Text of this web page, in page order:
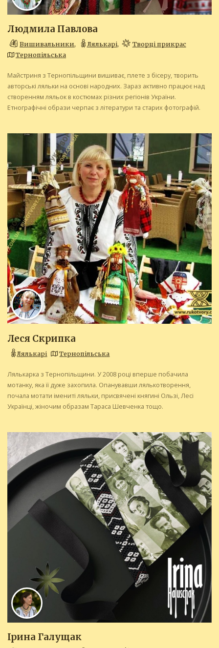
Людмила Павлова
Вишивальники, Лялькарі,
Творці прикрас
Тернопільська
Майстриня з Тернопільщини вишиває, плете з бісеру, творить
авторські ляльки на основі народних. Зараз активно працює над
створенням ляльок в костюмах різних регіонів України.
Етнографічні образи черпає з літератури та старих фотографій.
Леся Скрипка
Лялькарі Тернопільська
Лялькарка з Тернопільщини. У 2008 році вперше побачила
мотанку, яка її дуже захопила. Опанувавши лялькотворення,
почала мотати імениті ляльки, присвячені княгині Ользі, Лесі
Українці, жіночим образам Тараса Шевченка тощо.
Ірина Галущак